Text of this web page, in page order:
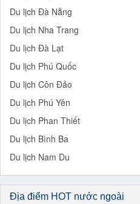
Du lịch Đà Nẵng
Du lịch Nha Trang
Du lịch Đà Lạt
Du lịch Phú Quốc
Du lịch Côn Đảo
Du lịch Phú Yên
Du lịch Phan Thiết
Du lịch Bình Ba
Du lịch Nam Du
Địa điểm HOT nước ngoài